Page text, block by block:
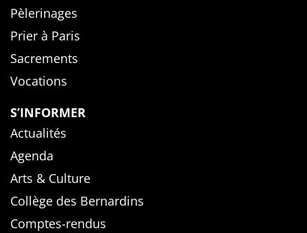
Pèlerinages
Prier à Paris
Sacrements
Vocations
S’INFORMER
Actualités
Agenda
Arts & Culture
Collège des Bernardins
Comptes-rendus